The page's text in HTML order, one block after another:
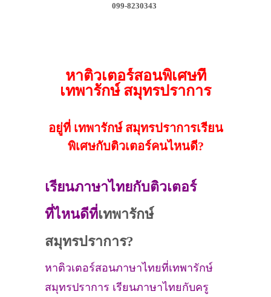
099-8230343
หาติวเตอร์สอนพิเศษที่
เทพารักษ์ สมุทรปราการ
อยู่ที่ เทพารักษ์ สมุทรปราการเรียน
พิเศษกับติวเตอร์คนไหนดี?
เรียนภาษาไทยกับติวเตอร์
ที่ไหนดีที่เทพารักษ์
สมุทรปราการ?
หาติวเตอร์สอนภาษาไทยที่เทพารักษ์
สมุทรปราการ เรียนภาษาไทยกับครู